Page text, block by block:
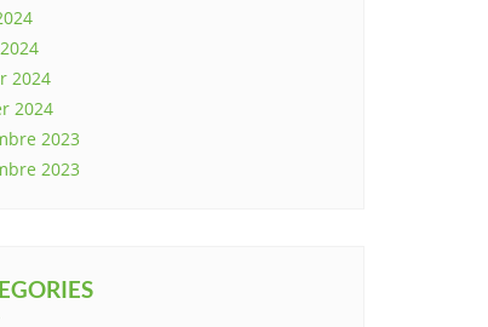
2024
2024
2023
2023